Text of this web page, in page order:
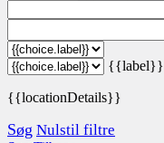
{{label}}
{{locationDetails}}
Søg Nulstil filtre